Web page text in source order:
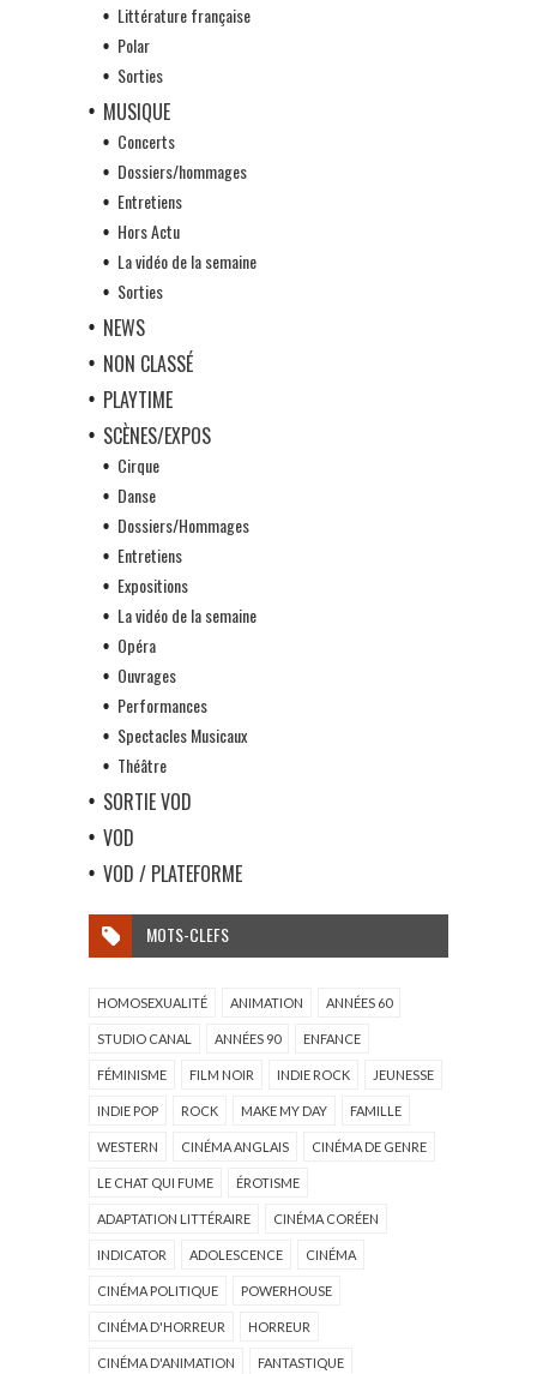
Littérature française
Polar
Sorties
MUSIQUE
Concerts
Dossiers/hommages
Entretiens
Hors Actu
La vidéo de la semaine
Sorties
NEWS
NON CLASSÉ
PLAYTIME
SCÈNES/EXPOS
Cirque
Danse
Dossiers/Hommages
Entretiens
Expositions
La vidéo de la semaine
Opéra
Ouvrages
Performances
Spectacles Musicaux
Théâtre
SORTIE VOD
VOD
VOD / PLATEFORME
MOTS-CLEFS
HOMOSEXUALITÉ ANIMATION ANNÉES 60
STUDIO CANAL ANNÉES 90 ENFANCE
FÉMINISME FILM NOIR INDIE ROCK JEUNESSE
INDIE POP ROCK MAKE MY DAY FAMILLE
WESTERN CINÉMA ANGLAIS CINÉMA DE GENRE
LE CHAT QUI FUME ÉROTISME
ADAPTATION LITTÉRAIRE CINÉMA CORÉEN
INDICATOR ADOLESCENCE CINÉMA
CINÉMA POLITIQUE POWERHOUSE
CINÉMA D'HORREUR HORREUR
CINÉMA D'ANIMATION FANTASTIQUE